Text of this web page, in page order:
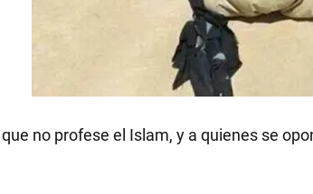
no profese el Islam, y a quienes se